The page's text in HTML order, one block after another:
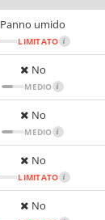
Panno umido
LIMITATO i
No
MEDIO i
No
MEDIO i
No
LIMITATO i
No